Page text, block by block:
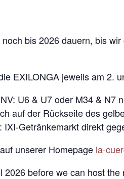
bis 2026 dauern, bis
EXILONGA jeweils am 2.
U6 & U7 oder M34 &
auf der Rückseite des
IXI-Getränkemarkt direkt
unserer Homepage la-
2026 before we can host